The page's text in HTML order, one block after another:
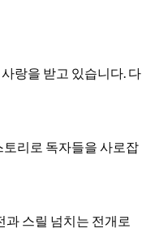
랑을 받고 있습니다. 다
리로 독자들을 사로잡
과 스릴 넘치는 전개로